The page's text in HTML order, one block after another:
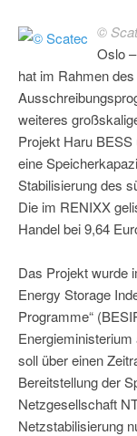
©
Oslo
hat im Rahmen
weiteres
Projekt Haru
eine
Stabilisierung des
Die im RENIXX
Handel bei 9,64
Das Projekt wurde
Energy Storage
Programme“
soll über einen
Bereitstellung der
Netzgesellschaft
Netzstabilisierung